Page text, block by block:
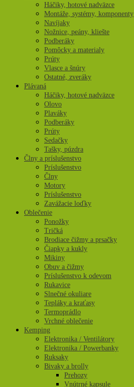
Háčiky, hotové nadväzce
Montáže, systémy, komponenty
Navíjaky
Nožnice, peány, kliešte
Podberáky
Pomôcky a materialy
Prúty
Vlasce a šnúry
Ostatné, zveráky
Plávaná
Háčiky, hotové nadväzce
Olovo
Plaváky
Podberáky
Prúty
Sedačky
Tašky, púzdra
Člny a príslušenstvo
Príslušenstvo
Člny
Motory
Príslušenstvo
Zavážacie loďky
Oblečenie
Ponožky
Tričká
Brodiace čižmy a prsačky
Čiapky a kukly
Mikiny
Obuv a čižmy
Príslušenstvo k odevom
Rukavice
Slnečné okuliare
Tepláky a kraťasy
Termoprádlo
Vrchné oblečenie
Kemping
Elektronika / Ventilátory
Elektronika / Powerbanky
Ruksaky
Bivaky a brolly
Prehozy
Vnútrné kapsule